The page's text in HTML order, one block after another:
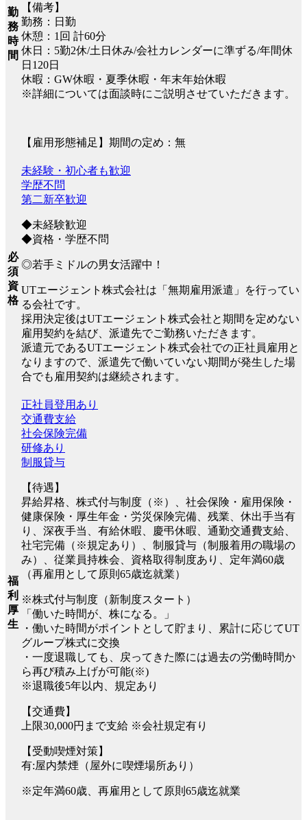
勤
務
時
間
【備考】
勤務：日勤
休憩：1回 計60分
休日：5勤2休/土日休み/会社カレンダーに準ずる/年間休
日120日
休暇：GW休暇・夏季休暇・年末年始休暇
※詳細については面談時にご説明させていただきます。
【雇用形態補足】期間の定め：無
必
須
資
格
未経験・初心者も歓迎
学歴不問
第二新卒歓迎
◆未経験歓迎
◆資格・学歴不問
◎若手ミドルの男女活躍中！
UTエージェント株式会社は「無期雇用派遣」を行ってい
る会社です。
採用決定後はUTエージェント株式会社と期間を定めない
雇用契約を結び、派遣先でご勤務いただきます。
派遣元であるUTエージェント株式会社での正社員雇用と
なりますので、派遣先で働いていない期間が発生した場
合でも雇用契約は継続されます。
福
利
厚
生
正社員登用あり
交通費支給
社会保険完備
研修あり
制服貸与
【待遇】
昇給昇格、株式付与制度（※）、社会保険・雇用保険・
健康保険・厚生年金・労災保険完備、残業、休出手当有
り、深夜手当、有給休暇、慶弔休暇、通勤交通費支給、
社宅完備（※規定あり）、制服貸与（制服着用の職場の
み）、従業員持株会、資格取得制度あり、定年満60歳
（再雇用として原則65歳迄就業）
※株式付与制度（新制度スタート）
「働いた時間が、株になる。」
・働いた時間がポイントとして貯まり、累計に応じてUT
グループ株式に交換
・一度退職しても、戻ってきた際には過去の労働時間か
ら再び積み上げが可能(※)
※退職後5年以内、規定あり
【交通費】
上限30,000円まで支給 ※会社規定有り
【受動喫煙対策】
有:屋内禁煙（屋外に喫煙場所あり）
※定年満60歳、再雇用として原則65歳迄就業